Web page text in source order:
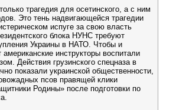
трагедия для осетинского, а с ним
Это тень надвигающейся трагедии
испуге за свою власть
блока НУНС требуют
Украины в НАТО. Чтобы и
американские инструкторы воспитали
Действия грузинского спецназа в
показали украинской общественности,
псов правящей клики
Родины» после подготовки по